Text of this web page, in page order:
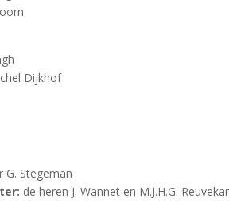
Dijkhof
G. Stegeman
de heren J. Wannet en M.J.H.G.